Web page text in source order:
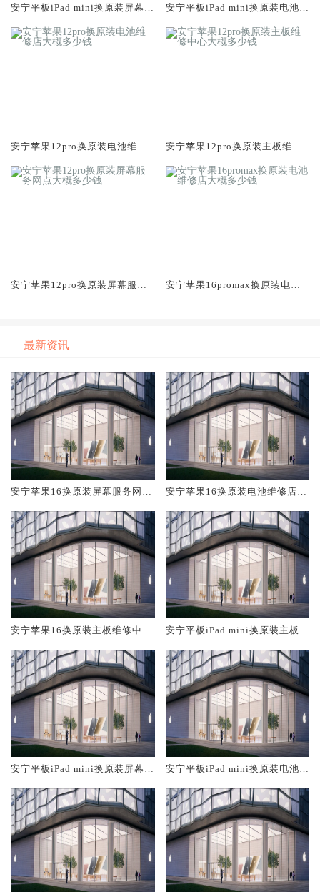
安宁平板iPad mini换原装屏幕服
安宁平板iPad mini换原装电池维
安宁苹果12pro换原装电池维修
安宁苹果12pro换原装主板维修
安宁苹果12pro换原装屏幕服务
安宁苹果16promax换原装电池
最新资讯
安宁苹果16换原装屏幕服务网点
安宁苹果16换原装电池维修店大
安宁苹果16换原装主板维修中心
安宁平板iPad mini换原装主板维
安宁平板iPad mini换原装屏幕服
安宁平板iPad mini换原装电池维